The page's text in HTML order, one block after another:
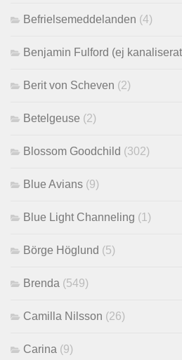
Befrielsemeddelanden (4)
Benjamin Fulford (ej
Berit von Scheven (2)
Betelgeuse (2)
Blossom Goodchild (302)
Blue Avians (9)
Blue Light Channeling (1)
Börge Höglund (5)
Brenda (549)
Camilla Nilsson (26)
Carina (9)